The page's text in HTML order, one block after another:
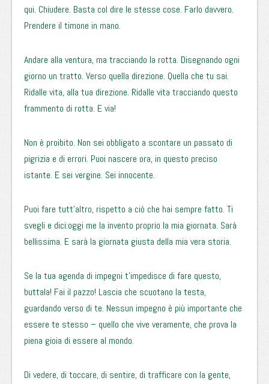
qui. Chiudere. Basta col dire le stesse cose. Farlo davvero.
Prendere il timone in mano.
Andare alla ventura, ma tracciando la rotta. Disegnando ogni
giorno un tratto. Verso quella direzione. Quella che tu sai.
Ridalle vita, alla tua direzione. Ridalle vita tracciando questo
frammento di rotta. E via!
Non è proibito. Non sei obbligato a scontare un passato di
pigrizia e di errori. Puoi nascere ora, in questo preciso
istante. E sei vergine. Sei innocente.
Puoi fare tutt’altro, rispetto a ciò che hai sempre fatto. Ti
svegli e dici:oggi me la invento proprio la mia giornata. Sarà
bellissima. E sarà la giornata giusta della mia vera storia.
Se la tua agenda di impegni t’impedisce di fare questo,
buttala! Fai il pazzo! Lascia che scuotano la testa,
guardando verso di te. Nessun impegno è più importante che
essere te stesso – quello che vive veramente, che prova la
piena gioia di essere al mondo.
Di vedere, di toccare, di sentire, di trafficare con la gente,